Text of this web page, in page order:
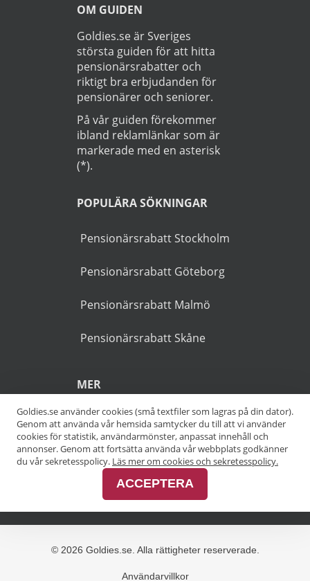
Läs Integritetspolicy
Startsida
OM GUIDEN
största guiden för att hitta
riktigt bra erbjudanden för
På vår guiden förekommer
markerade med en asterisk
Pensionärsrabatt Stockholm
Pensionärsrabatt Göteborg
Pensionärsrabatt Malmö
Pensionärsrabatt Skåne
Alla kategorier
Goldies.se använder cookies (små textfiler som lagras på din dator).
Genom att använda vår hemsida samtycker du till att vi använder
cookies för statistik, användarmönster, anpassat innehåll och
annonser. Genom att fortsätta använda vår webbplats godkänner
du vår sekretesspolicy. Läs mer om cookies och sekretesspolicy.
ACCEPTERA